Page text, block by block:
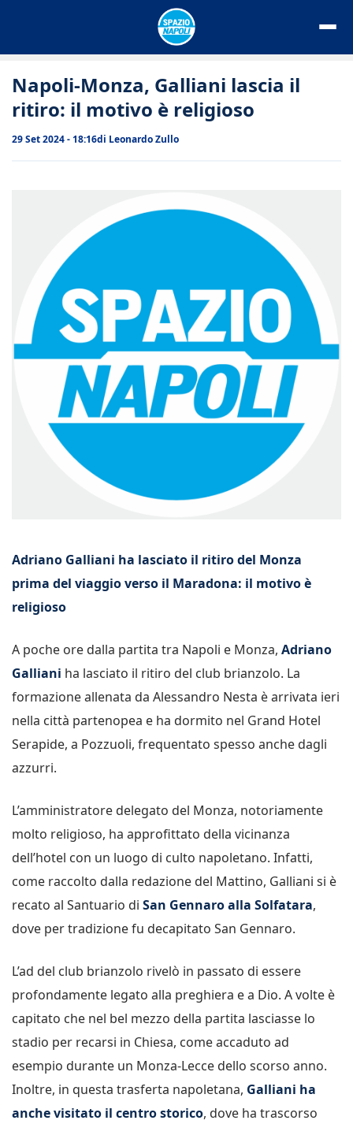
Napoli-Monza, Galliani lascia il
ritiro: il motivo è religioso
29 Set 2024 - 18:16di Leonardo Zullo
Adriano Galliani ha lasciato il ritiro del Monza
prima del viaggio verso il Maradona: il motivo è
religioso
A poche ore dalla partita tra Napoli e Monza, Adriano
Galliani ha lasciato il ritiro del club brianzolo. La
formazione allenata da Alessandro Nesta è arrivata ieri
nella città partenopea e ha dormito nel Grand Hotel
Serapide, a Pozzuoli, frequentato spesso anche dagli
azzurri.
L’amministratore delegato del Monza, notoriamente
molto religioso, ha approfittato della vicinanza
dell’hotel con un luogo di culto napoletano. Infatti,
come raccolto dalla redazione del Mattino, Galliani si è
recato al Santuario di San Gennaro alla Solfatara,
dove per tradizione fu decapitato San Gennaro.
L’ad del club brianzolo rivelò in passato di essere
profondamente legato alla preghiera e a Dio. A volte è
capitato che nel bel mezzo della partita lasciasse lo
stadio per recarsi in Chiesa, come accaduto ad
esempio durante un Monza-Lecce dello scorso anno.
Inoltre, in questa trasferta napoletana, Galliani ha
anche visitato il centro storico, dove ha trascorso